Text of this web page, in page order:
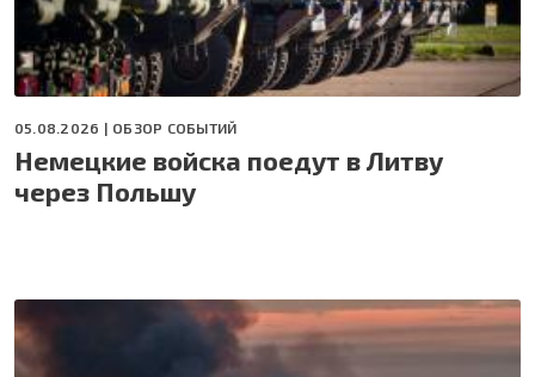
05.08.2026 | ОБЗОР СОБЫТИЙ
Немецкие войска поедут в Литву
через Польшу